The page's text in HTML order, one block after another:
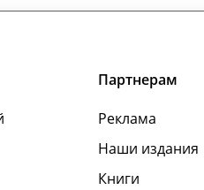
Партнерам
Реклама
Наши издания
Книги